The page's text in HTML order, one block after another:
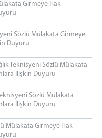
Girmeye Hak
Sözlü Mülakata Girmeye
Duyuru
Teknisyeni Sözlü Mülakata
İlişkin Duyuru
Sözlü Mülakata
İlişkin Duyuru
Mülakata Girmeye Hak